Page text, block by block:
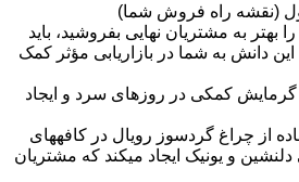
(نقشه راه فروش شما)
بهتر به مشتریان نهایی بفروشید، باید
دانش به شما در بازاریابی مؤثر کمک
گرمایش کمکی در روزهای سرد و ایجاد
از چراغ گردسوز رویال در کافههای
و یونیک ایجاد میکند که مشتریان